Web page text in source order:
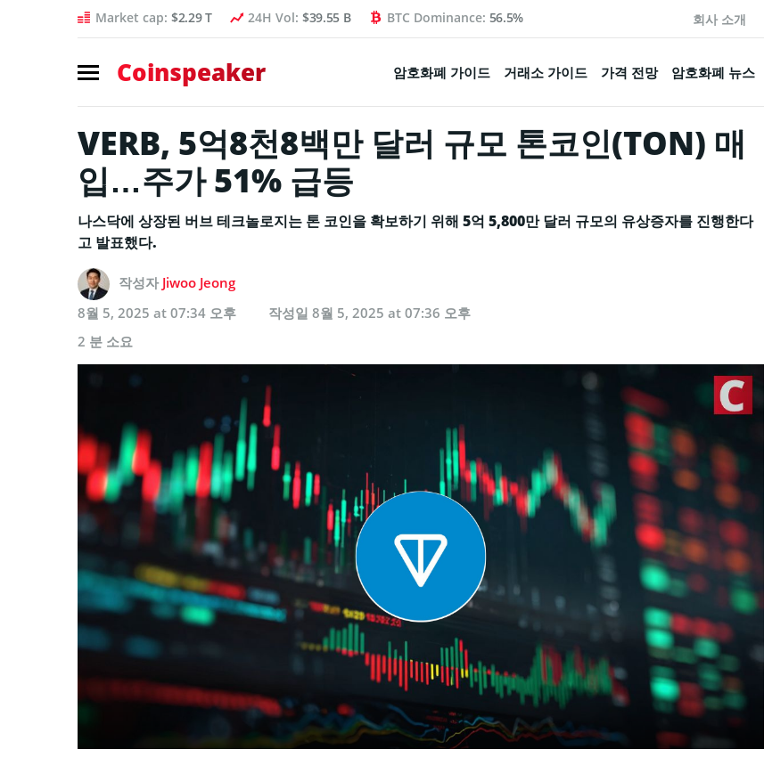
Market cap: $2.29 T 24H Vol: $39.55 B BTC Dominance: 56.5% 회사 소개
Coinspeaker 암호화폐 가이드 거래소 가이드 가격 전망 암호화폐 뉴스
VERB, 5억8천8백만 달러 규모 톤코인(TON) 매
입…주가 51% 급등
나스닥에 상장된 버브 테크놀로지는 톤 코인을 확보하기 위해 5억 5,800만 달러 규모의 유상증자를 진행한다
고 발표했다.
작성자 Jiwoo Jeong
8월 5, 2025 at 07:34 오후
작성일 8월 5, 2025 at 07:36 오후
2 분 소요